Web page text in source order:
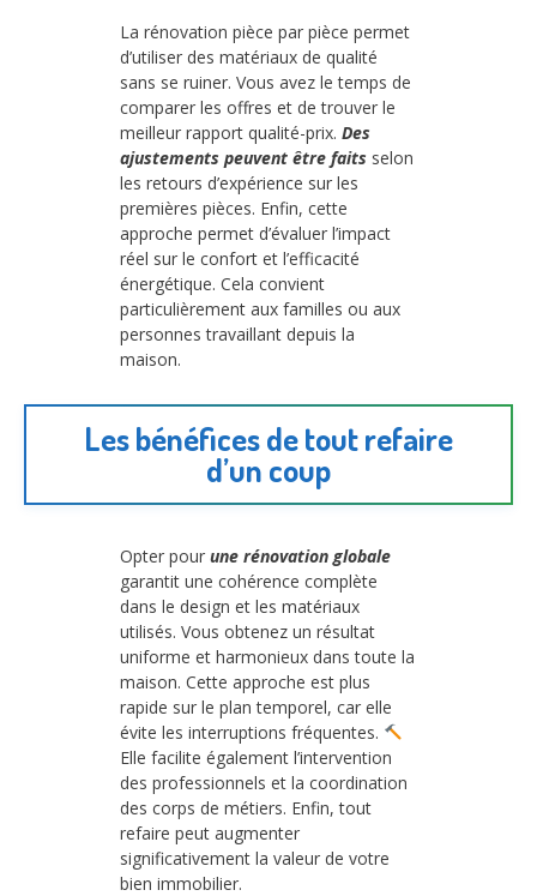
La rénovation pièce par pièce permet
d’utiliser des matériaux de qualité
sans se ruiner. Vous avez le temps de
comparer les offres et de trouver le
meilleur rapport qualité-prix. Des
ajustements peuvent être faits selon
les retours d’expérience sur les
premières pièces. Enfin, cette
approche permet d’évaluer l’impact
réel sur le confort et l’efficacité
énergétique. Cela convient
particulièrement aux familles ou aux
personnes travaillant depuis la
maison.
Les bénéfices de tout refaire
d’un coup
Opter pour une rénovation globale
garantit une cohérence complète
dans le design et les matériaux
utilisés. Vous obtenez un résultat
uniforme et harmonieux dans toute la
maison. Cette approche est plus
rapide sur le plan temporel, car elle
évite les interruptions fréquentes.
Elle facilite également l’intervention
des professionnels et la coordination
des corps de métiers. Enfin, tout
refaire peut augmenter
significativement la valeur de votre
bien immobilier.